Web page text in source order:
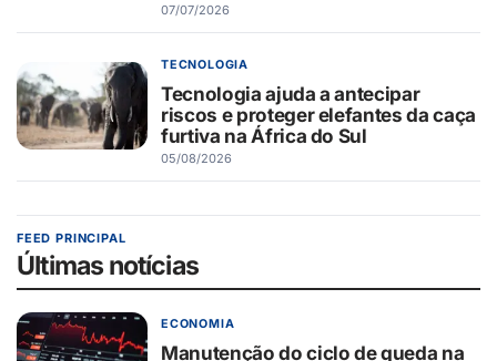
07/07/2026
TECNOLOGIA
Tecnologia ajuda a antecipar
riscos e proteger elefantes da caça
furtiva na África do Sul
05/08/2026
FEED PRINCIPAL
Últimas notícias
ECONOMIA
Manutenção do ciclo de queda na